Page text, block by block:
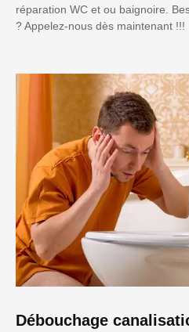
réparation WC et ou baignoire.
? Appelez-nous dès maintenant !!!
Débouchage